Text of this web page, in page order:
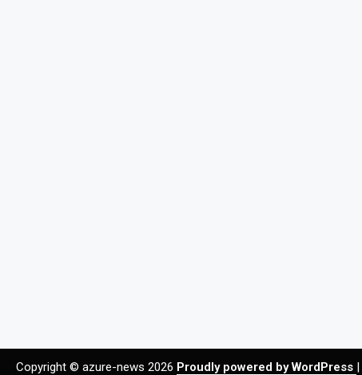
Copyright © azure-news 2026 Proudly powered by WordPress |